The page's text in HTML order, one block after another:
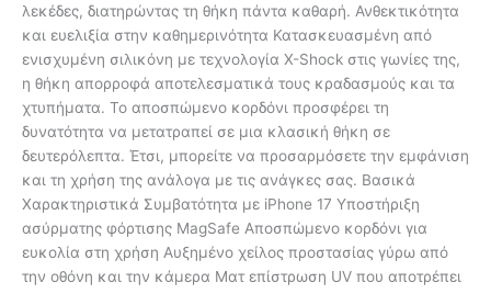
λεκέδες, διατηρώντας τη θήκη πάντα καθαρή. Ανθεκτικότητα
και ευελιξία στην καθημερινότητα Κατασκευασμένη από
ενισχυμένη σιλικόνη με τεχνολογία X-Shock στις γωνίες της,
η θήκη απορροφά αποτελεσματικά τους κραδασμούς και τα
χτυπήματα. Το αποσπώμενο κορδόνι προσφέρει τη
δυνατότητα να μετατραπεί σε μια κλασική θήκη σε
δευτερόλεπτα. Έτσι, μπορείτε να προσαρμόσετε την εμφάνιση
και τη χρήση της ανάλογα με τις ανάγκες σας. Βασικά
Χαρακτηριστικά Συμβατότητα με iPhone 17 Υποστήριξη
ασύρματης φόρτισης MagSafe Αποσπώμενο κορδόνι για
ευκολία στη χρήση Αυξημένο χείλος προστασίας γύρω από
την οθόνη και την κάμερα Ματ επίστρωση UV που αποτρέπει